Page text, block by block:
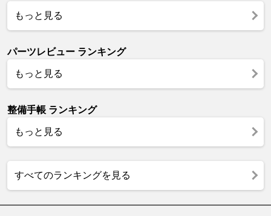
もっと見る
パーツレビュー ランキング
もっと見る
整備手帳 ランキング
もっと見る
すべてのランキングを見る